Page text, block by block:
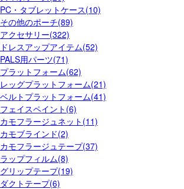
PC・タブレットケース(10)
その他のポーチ(89)
アクセサリー(322)
ドレスアップアイテム(52)
PALS用パーツ(71)
プラットフォーム(62)
レッグプラットフォーム(21)
ベルトプラットフォーム(41)
フェイスペイント(6)
カモフラージュネット(11)
カモブラインド(2)
カモフラージュテープ(37)
ラップフィルム(8)
グリップテープ(19)
ダクトテープ(6)